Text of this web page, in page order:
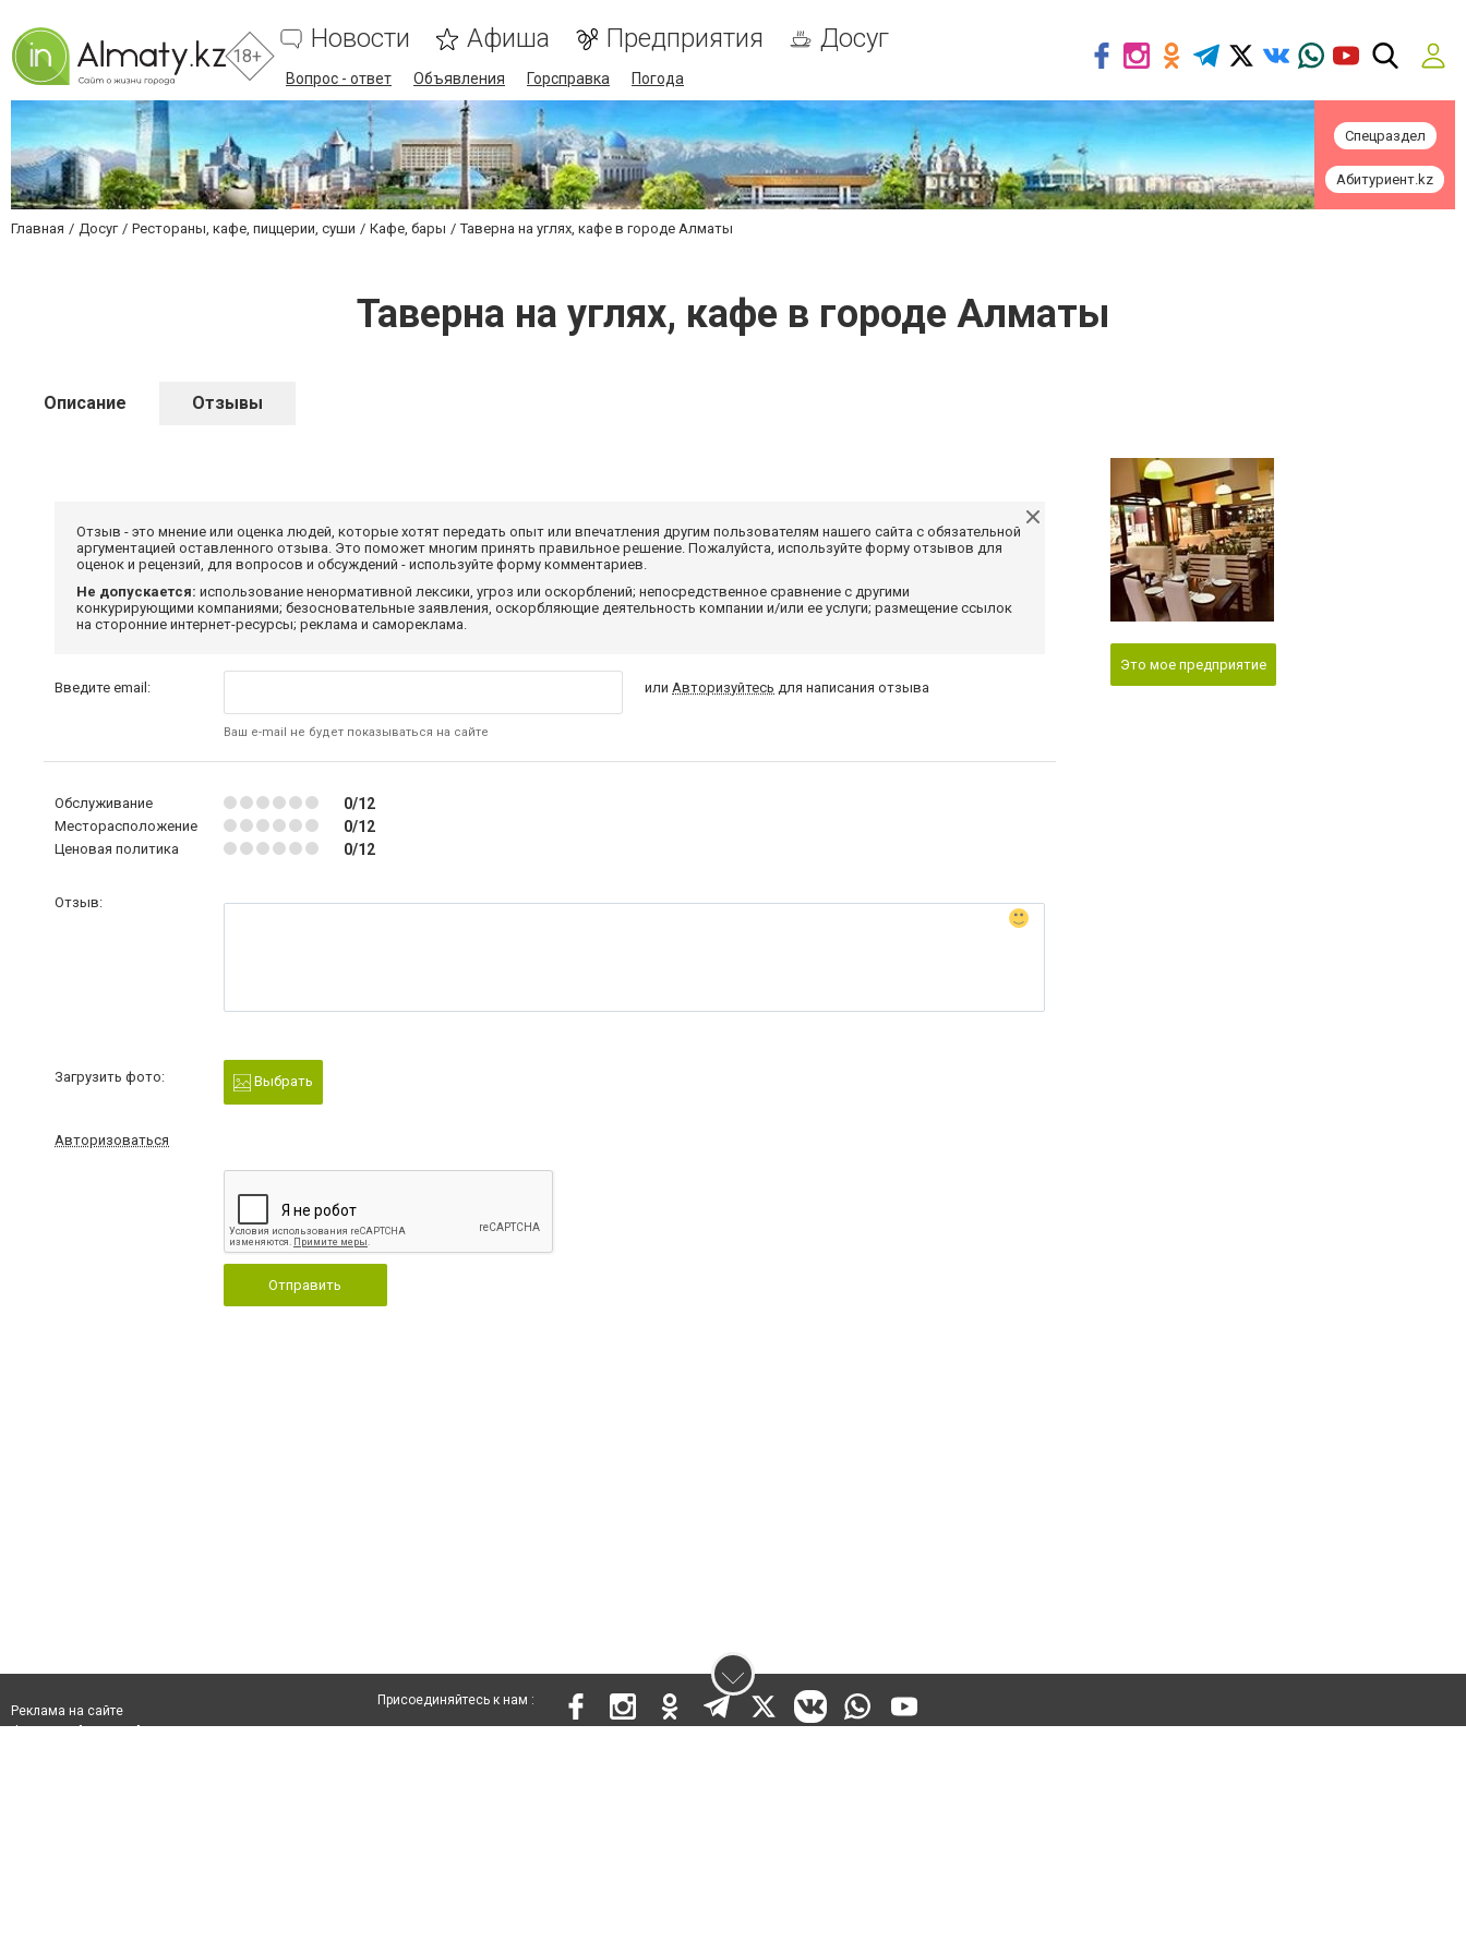
18+
Новости Афиша Предприятия Досуг
Вопрос - ответ Объявления Горсправка Погода
Спецраздел
Абитуриент.kz
Главная Досуг Рестораны, кафе, пиццерии, суши Кафе, бары Таверна на углях, кафе в городе Алматы
Таверна на углях, кафе в городе Алматы
Описание Отзывы
Отзыв - это мнение или оценка людей, которые хотят передать опыт или впечатления другим пользователям нашего сайта с обязательной
аргументацией оставленного отзыва. Это поможет многим принять правильное решение. Пожалуйста, используйте форму отзывов для
оценок и рецензий, для вопросов и обсуждений - используйте форму комментариев.
Не допускается: использование ненормативной лексики, угроз или оскорблений; непосредственное сравнение с другими
конкурирующими компаниями; безосновательные заявления, оскорбляющие деятельность компании и/или ее услуги; размещение ссылок
на сторонние интернет-ресурсы; реклама и самореклама.
Введите email:
Ваш e-mail не будет показываться на сайте
илиАвторизуйтесь для написания отзыва
Обслуживание 0/12
Месторасположение 0/12
Ценовая политика 0/12
Отзыв:
Загрузить фото: Выбрать
Авторизоваться
Отправить
Это мое предприятие
Реклама на сайте
Присоединяйтесь к нам :